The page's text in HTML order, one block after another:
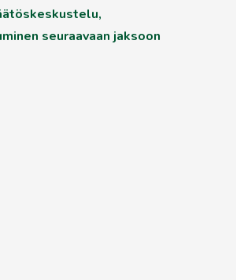
seuraavaan jaksoon